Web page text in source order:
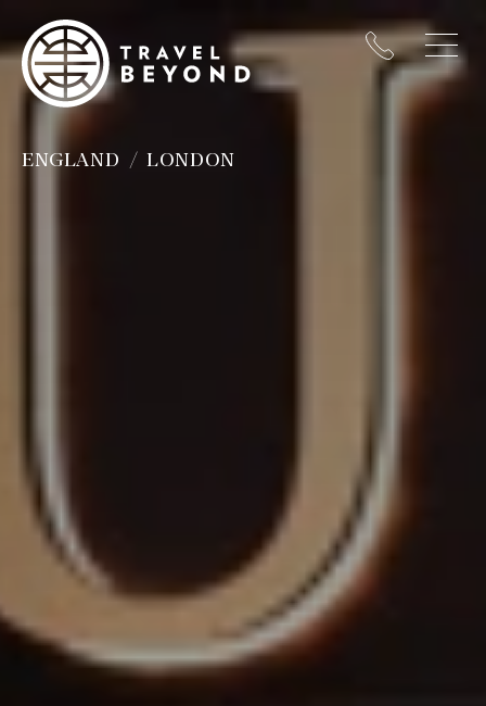
ENGLAND LONDON